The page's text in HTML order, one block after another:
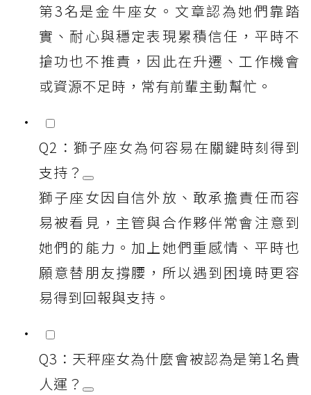
第3名是金牛座女。文章認為她們靠踏
實、耐心與穩定表現累積信任，平時不
搶功也不推責，因此在升遷、工作機會
或資源不足時，常有前輩主動幫忙。
Q2：獅子座女為何容易在關鍵時刻得到
支持？
獅子座女因自信外放、敢承擔責任而容
易被看見，主管與合作夥伴常會注意到
她們的能力。加上她們重感情、平時也
願意替朋友撐腰，所以遇到困境時更容
易得到回報與支持。
Q3：天秤座女為什麼會被認為是第1名貴
人運？